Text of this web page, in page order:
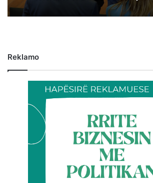
Reklamo